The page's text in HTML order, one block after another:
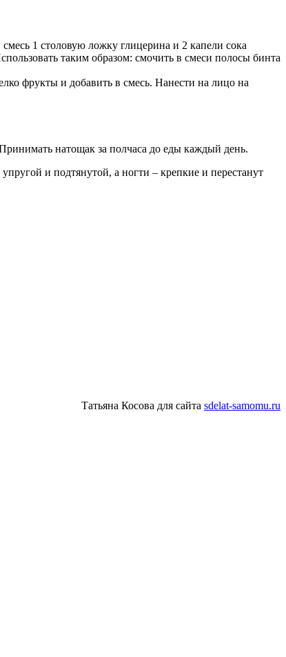
1 столовую ложку глицерина и 2 капели сока
таким образом: смочить в смеси полосы бинта
фрукты и добавить в смесь. Нанести на лицо на
натощак за полчаса до еды каждый день.
и подтянутой, а ногти – крепкие и перестанут
Татьяна Косова для сайта sdelat-samomu.ru